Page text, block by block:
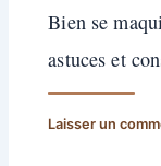
Bien se
astuces et
Laisser un